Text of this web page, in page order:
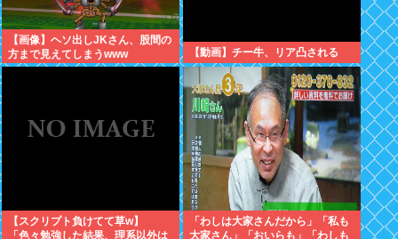
【画像】ヘソ出しJKさん、股間の
方まで見えてしまうwww
【動画】チー牛、リア凸される
【スクリプト負けてて草w】
「色々勉強した結果、理系以外は
「わしは大家さんだから」「私も
大家さん」「おいらも」「わしも